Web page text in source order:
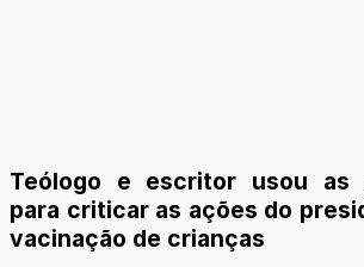
Teólogo e escritor usou as
para criticar as ações do
vacinação de crianças